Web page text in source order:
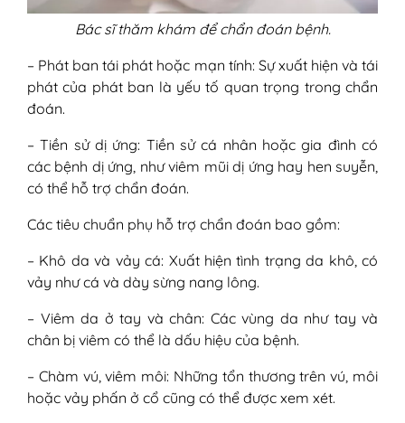
Bác sĩ thăm khám để chẩn đoán bệnh.
– Phát ban tái phát hoặc mạn tính: Sự xuất hiện và tái
phát của phát ban là yếu tố quan trọng trong chẩn
đoán.
– Tiền sử dị ứng: Tiền sử cá nhân hoặc gia đình có
các bệnh dị ứng, như viêm mũi dị ứng hay hen suyễn,
có thể hỗ trợ chẩn đoán.
Các tiêu chuẩn phụ hỗ trợ chẩn đoán bao gồm:
– Khô da và vảy cá: Xuất hiện tình trạng da khô, có
vảy như cá và dày sừng nang lông.
– Viêm da ở tay và chân: Các vùng da như tay và
chân bị viêm có thể là dấu hiệu của bệnh.
– Chàm vú, viêm môi: Những tổn thương trên vú, môi
hoặc vảy phấn ở cổ cũng có thể được xem xét.